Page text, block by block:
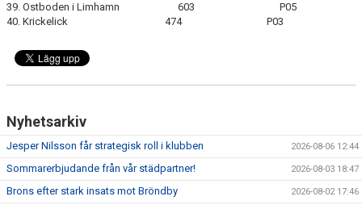
39. Ostboden i Limhamn 603 P05
40. Krickelick 474 P03
Nyhetsarkiv
Jesper Nilsson får strategisk roll i klubben 2026-08-06 12:44
Sommarerbjudande från vår städpartner! 2026-08-03 18:47
Brons efter stark insats mot Bröndby 2026-08-02 17:46